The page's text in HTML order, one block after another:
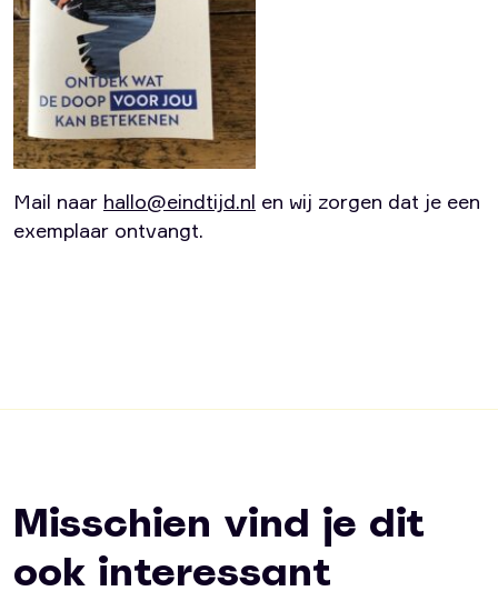
Mail naar hallo@eindtijd.nl en wij zorgen dat je een
exemplaar ontvangt.
Misschien vind je dit
ook interessant